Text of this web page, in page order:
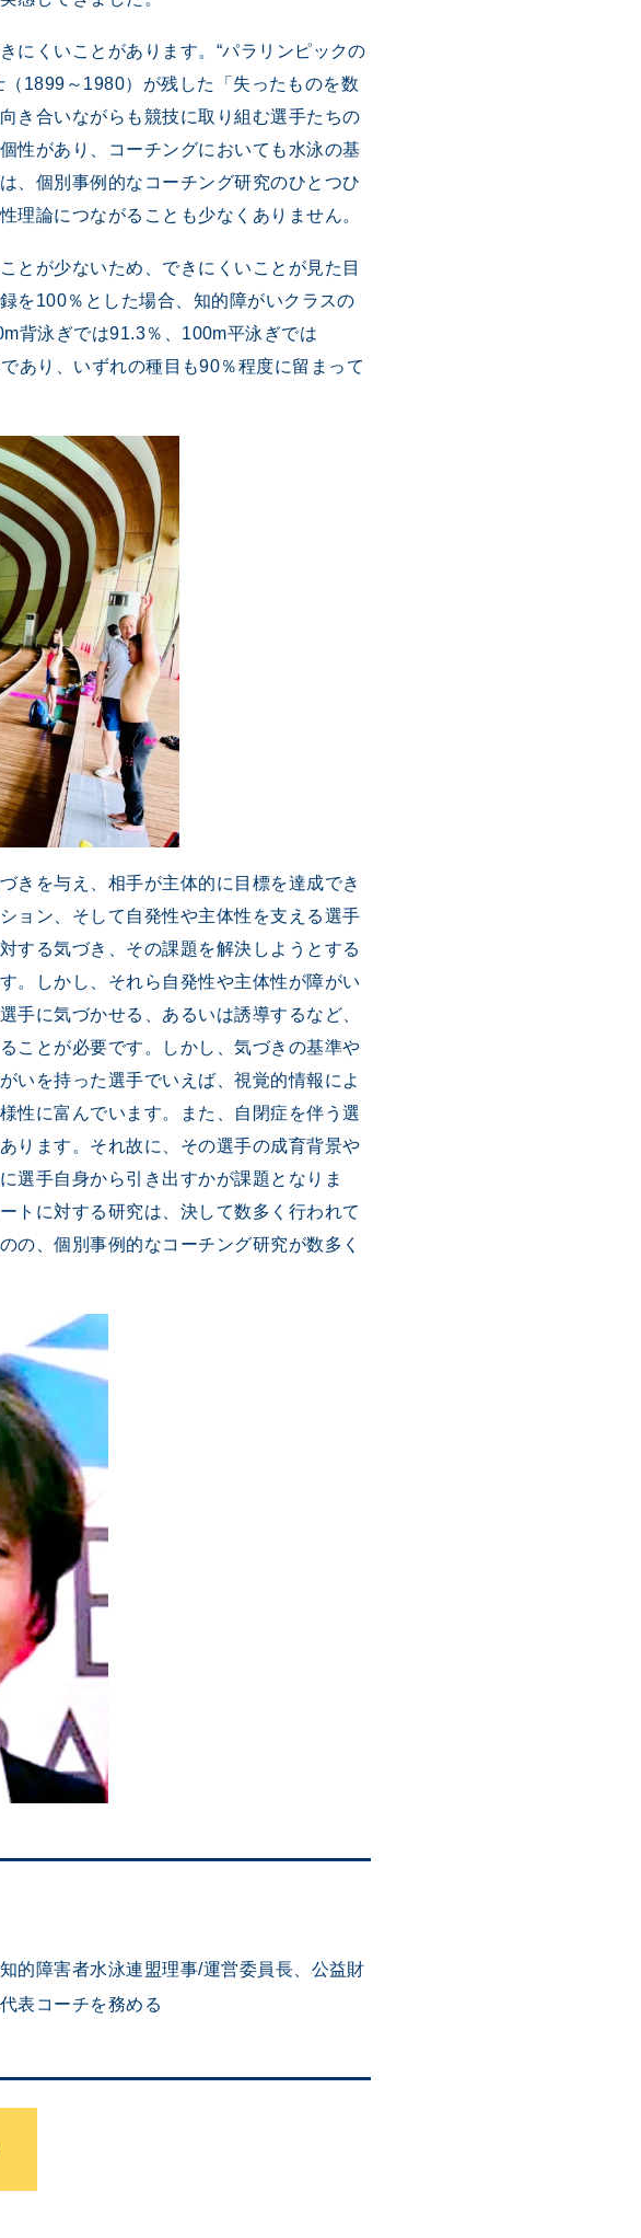
くいことがあります。“パラリンピックの
1899～1980）が残した「失ったものを数
き合いながらも競技に取り組む選手たちの
性があり、コーチングにおいても水泳の基
、個別事例的なコーチング研究のひとつひ
理論につながることも少なくありません。
とが少ないため、できにくいことが見た目
を100％とした場合、知的障がいクラスの
背泳ぎでは91.3％、100m平泳ぎでは
あり、いずれの種目も90％程度に留まって
きを与え、相手が主体的に目標を達成でき
ョン、そして自発性や主体性を支える選手
する気づき、その課題を解決しようとする
。しかし、それら自発性や主体性が障がい
手に気づかせる、あるいは誘導するなど、
ことが必要です。しかし、気づきの基準や
いを持った選手でいえば、視覚的情報によ
性に富んでいます。また、自閉症を伴う選
ります。それ故に、その選手の成育背景や
選手自身から引き出すかが課題となりま
トに対する研究は、決して数多く行われて
の、個別事例的なコーチング研究が数多く
的障害者水泳連盟理事/運営委員長、公益財
表コーチを務める